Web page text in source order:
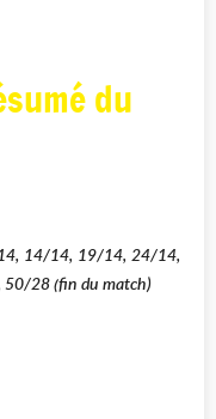
du
14/14, 19/14, 24/14,
28 (fin du match)